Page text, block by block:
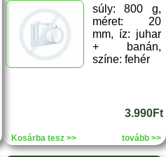
súly: 800 g,
méret: 20
mm, íz: juhar
+ banán,
színe: fehér
3.990Ft
Kosárba tesz >> tovább >>